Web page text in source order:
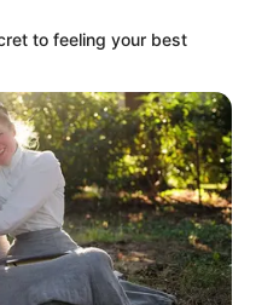
ohne dass sich
to feeling your best